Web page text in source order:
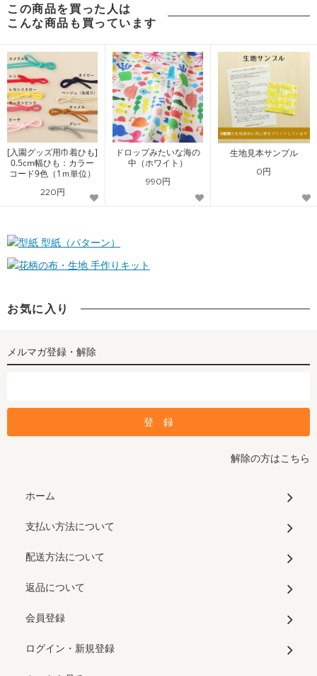
この商品を買った人は
こんな商品も買っています
[入園グッズ用巾着ひも]
0.5cm幅ひも：カラー
コード9色（1ｍ単位）
220円
ドロップみたいな海の
中（ホワイト）
990円
生地見本サンプル
0円
型紙（パターン）
手作りキット
お気に入り
メルマガ登録・解除
解除の方はこちら
ホーム
支払い方法について
配送方法について
返品について
会員登録
ログイン・新規登録